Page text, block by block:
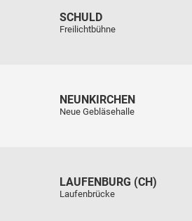
SCHULD
Freilichtbühne
NEUNKIRCHEN
Neue Gebläsehalle
LAUFENBURG (CH)
Laufenbrücke